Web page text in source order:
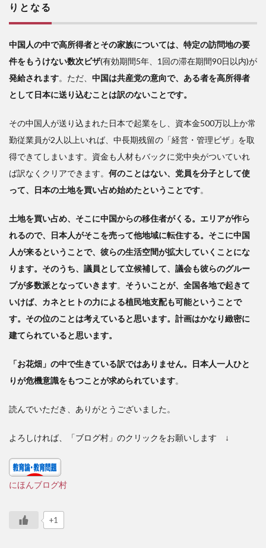
りとなる
中国人の中で高所得者とその家族については、特定の訪問地の要
件をもうけない数次ビザ(有効期間5年、1回の滞在期間90日以内)が
発給されます。ただ、 中国は共産党の意向で、ある者を高所得者
として日本に送り込むことは訳のないことです。
その中国人が送り込まれた日本で起業をし、資本金500万以上か常
勤従業員が2人以上いれば、中長期残留の「経営・管理ビザ」を取
得できてしまいます。資金も人材もバックに党中央がついていれ
ば訳なくクリアできます。 何のことはない、党員を分子として使
って、日本の土地を買い占め始めたということです。
土地を買い占め、そこに中国からの移住者がくる。エリアが作ら
れるので、日本人がそこを売って他地域に転住する。そこに中国
人が来るということで、彼らの生活空間が拡大していくことにな
ります。そのうち、議員として立候補して、議会も彼らのグルー
プが多数派となっていきます。 そういことが、全国各地で起きて
いけば、カネとヒトの力による植民地支配も可能ということで
す。その位のことは考えていると思います。計画はかなり緻密に
建てられていると思います。
「お花畑」の中で生きている訳ではありません。日本人一人ひと
りが危機意識をもつことが求められています。
読んでいただき、ありがとうございました。
よろしければ、「ブログ村」のクリックをお願いします ↓
にほんブログ村
+1